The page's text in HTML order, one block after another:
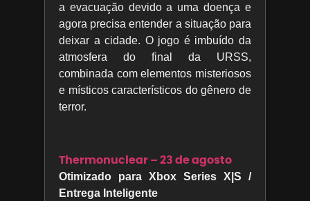
a evacuação devido a uma doença e
agora precisa entender a situação para
deixar a cidade. O jogo é imbuído da
atmosfera do final da URSS,
combinada com elementos misteriosos
e místicos característicos do gênero de
terror.
Thermonuclear – 23 de agosto
Otimizado para Xbox Series X|S /
Entrega Inteligente